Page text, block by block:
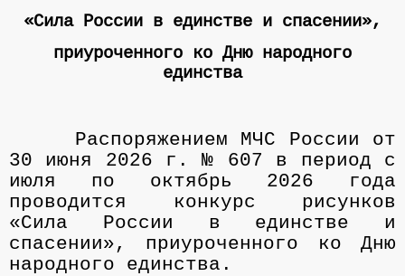
«Сила России в единстве и спасении»,
приуроченного ко Дню народного
единства
Распоряжением МЧС России от
30 июня 2026 г. № 607 в период с
июля по октябрь 2026 года
проводится конкурс рисунков
«Сила России в единстве и
спасении», приуроченного ко Дню
народного единства.